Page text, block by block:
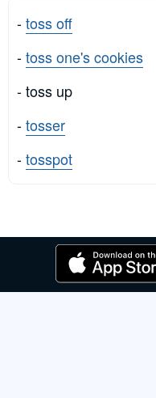
-toss off
-toss one's cookies
- toss up
-tosser
-tosspot